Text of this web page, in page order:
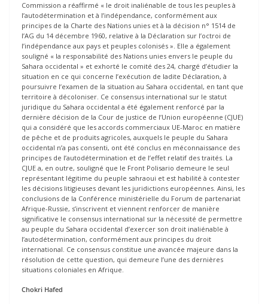
Commission a réaffirmé « le droit inaliénable de tous les peuples à
l’autodétermination et à l’indépendance, conformément aux
principes de la Charte des Nations unies et à la décision n° 1514 de
l’AG du 14 décembre 1960, relative à la Déclaration sur l’octroi de
l’indépendance aux pays et peuples colonisés ». Elle a également
souligné « la responsabilité des Nations unies envers le peuple du
Sahara occidental » et exhorté le comité des 24, chargé d’étudier la
situation en ce qui concerne l’exécution de ladite Déclaration, à
poursuivre l’examen de la situation au Sahara occidental, en tant que
territoire à décoloniser. Ce consensus international sur le statut
juridique du Sahara occidental a été également renforcé par la
dernière décision de la Cour de justice de l’Union européenne (CJUE)
qui a considéré que les accords commerciaux UE-Maroc en matière
de pêche et de produits agricoles, auxquels le peuple du Sahara
occidental n’a pas consenti, ont été conclus en méconnaissance des
principes de l’autodétermination et de l’effet relatif des traités. La
CJUE a, en outre, souligné que le Front Polisario demeure le seul
représentant légitime du peuple sahraoui et est habilité à contester
les décisions litigieuses devant les juridictions européennes. Ainsi, les
conclusions de la Conférence ministérielle du Forum de partenariat
Afrique-Russie, s’inscrivent et viennent renforcer de manière
significative le consensus international sur la nécessité de permettre
au peuple du Sahara occidental d’exercer son droit inaliénable à
l’autodétermination, conformément aux principes du droit
international. Ce consensus constitue une avancée majeure dans la
résolution de cette question, qui demeure l’une des dernières
situations coloniales en Afrique.
Chokri Hafed